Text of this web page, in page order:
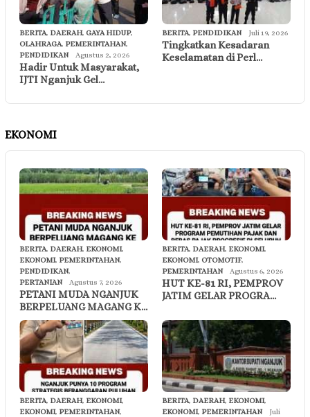
BERITA, DAERAH, GAYA HIDUP,
OLAHRAGA, PEMERINTAHAN,
PENDIDIKAN
Agustus 2, 2026
Hadir Untuk Masyarakat,
IJTI Nganjuk Gel…
BERITA, PENDIDIKAN Juli 19, 2026
Tingkatkan Kesadaran
Keselamatan di Perl…
EKONOMI
BERITA, DAERAH, EKONOMI,
EKONOMI, PEMERINTAHAN,
PENDIDIKAN,
PERTANIAN
Agustus 7, 2026
PETANI MUDA NGANJUK
BERPELUANG MAGANG K…
BERITA, DAERAH, EKONOMI,
EKONOMI, OTOMOTIF,
PEMERINTAHAN
Agustus 6, 2026
HUT KE-81 RI, PEMPROV
JATIM GELAR PROGRA…
BERITA, DAERAH, EKONOMI,
EKONOMI, PEMERINTAHAN,
BERITA, DAERAH, EKONOMI,
EKONOMI, PEMERINTAHAN
Juli